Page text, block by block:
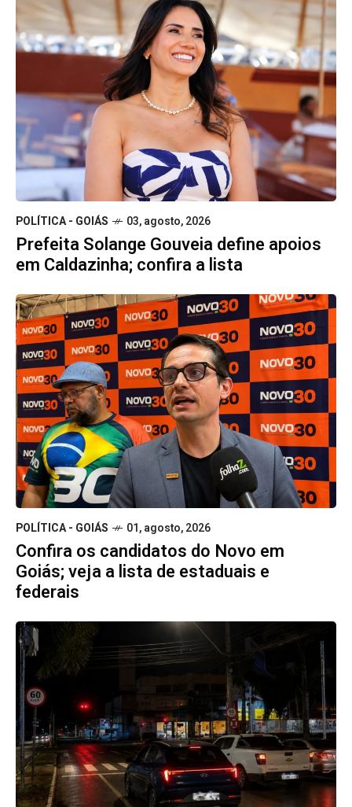
POLÍTICA - GOIÁS 03, agosto, 2026
Prefeita Solange Gouveia define apoios
em Caldazinha; confira a lista
POLÍTICA - GOIÁS 01, agosto, 2026
Confira os candidatos do Novo em
Goiás; veja a lista de estaduais e
federais